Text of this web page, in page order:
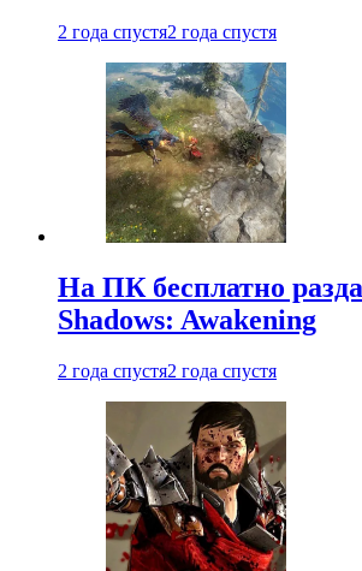
2 года спустя2 года спустя
На ПК бесплатно
Shadows: Awakening
2 года спустя2 года спустя